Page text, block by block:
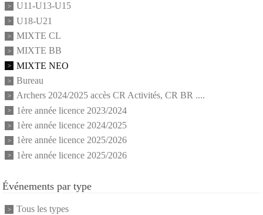
U11-U13-U15
U18-U21
MIXTE CL
MIXTE BB
MIXTE NEO
Bureau
Archers 2024/2025 accès CR Activités, CR BR ....
1ère année licence 2023/2024
1ère année licence 2024/2025
1ère année licence 2025/2026
1ère année licence 2025/2026
Événements par type
Tous les types